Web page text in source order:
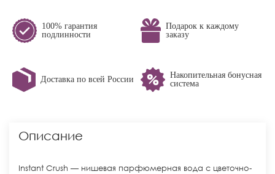
100% гарантия
подлинности
Подарок к каждому
заказу
Доставка по всей России
Накопительная бонусная
система
Описание
Instant Crush — нишевая парфюмерная вода с цветочно-